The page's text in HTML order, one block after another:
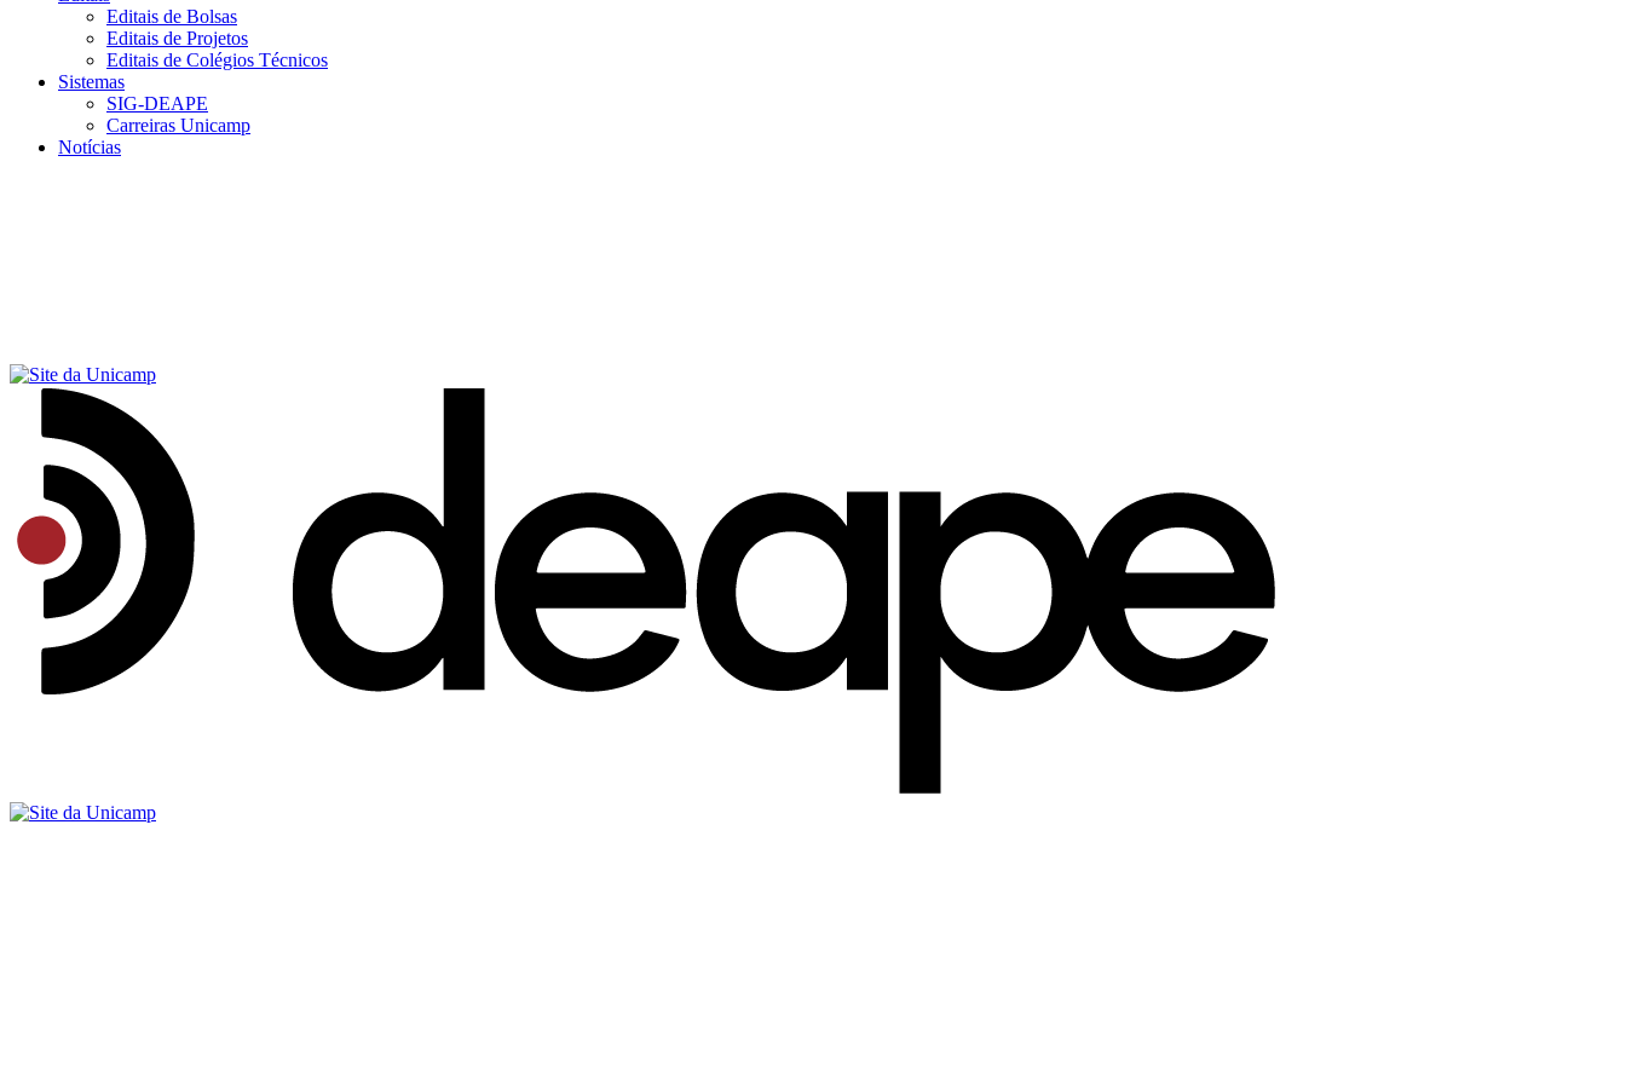
Editais de Bolsas
Editais de Projetos
Editais de Colégios Técnicos
Sistemas
SIG-DEAPE
Carreiras Unicamp
Notícias